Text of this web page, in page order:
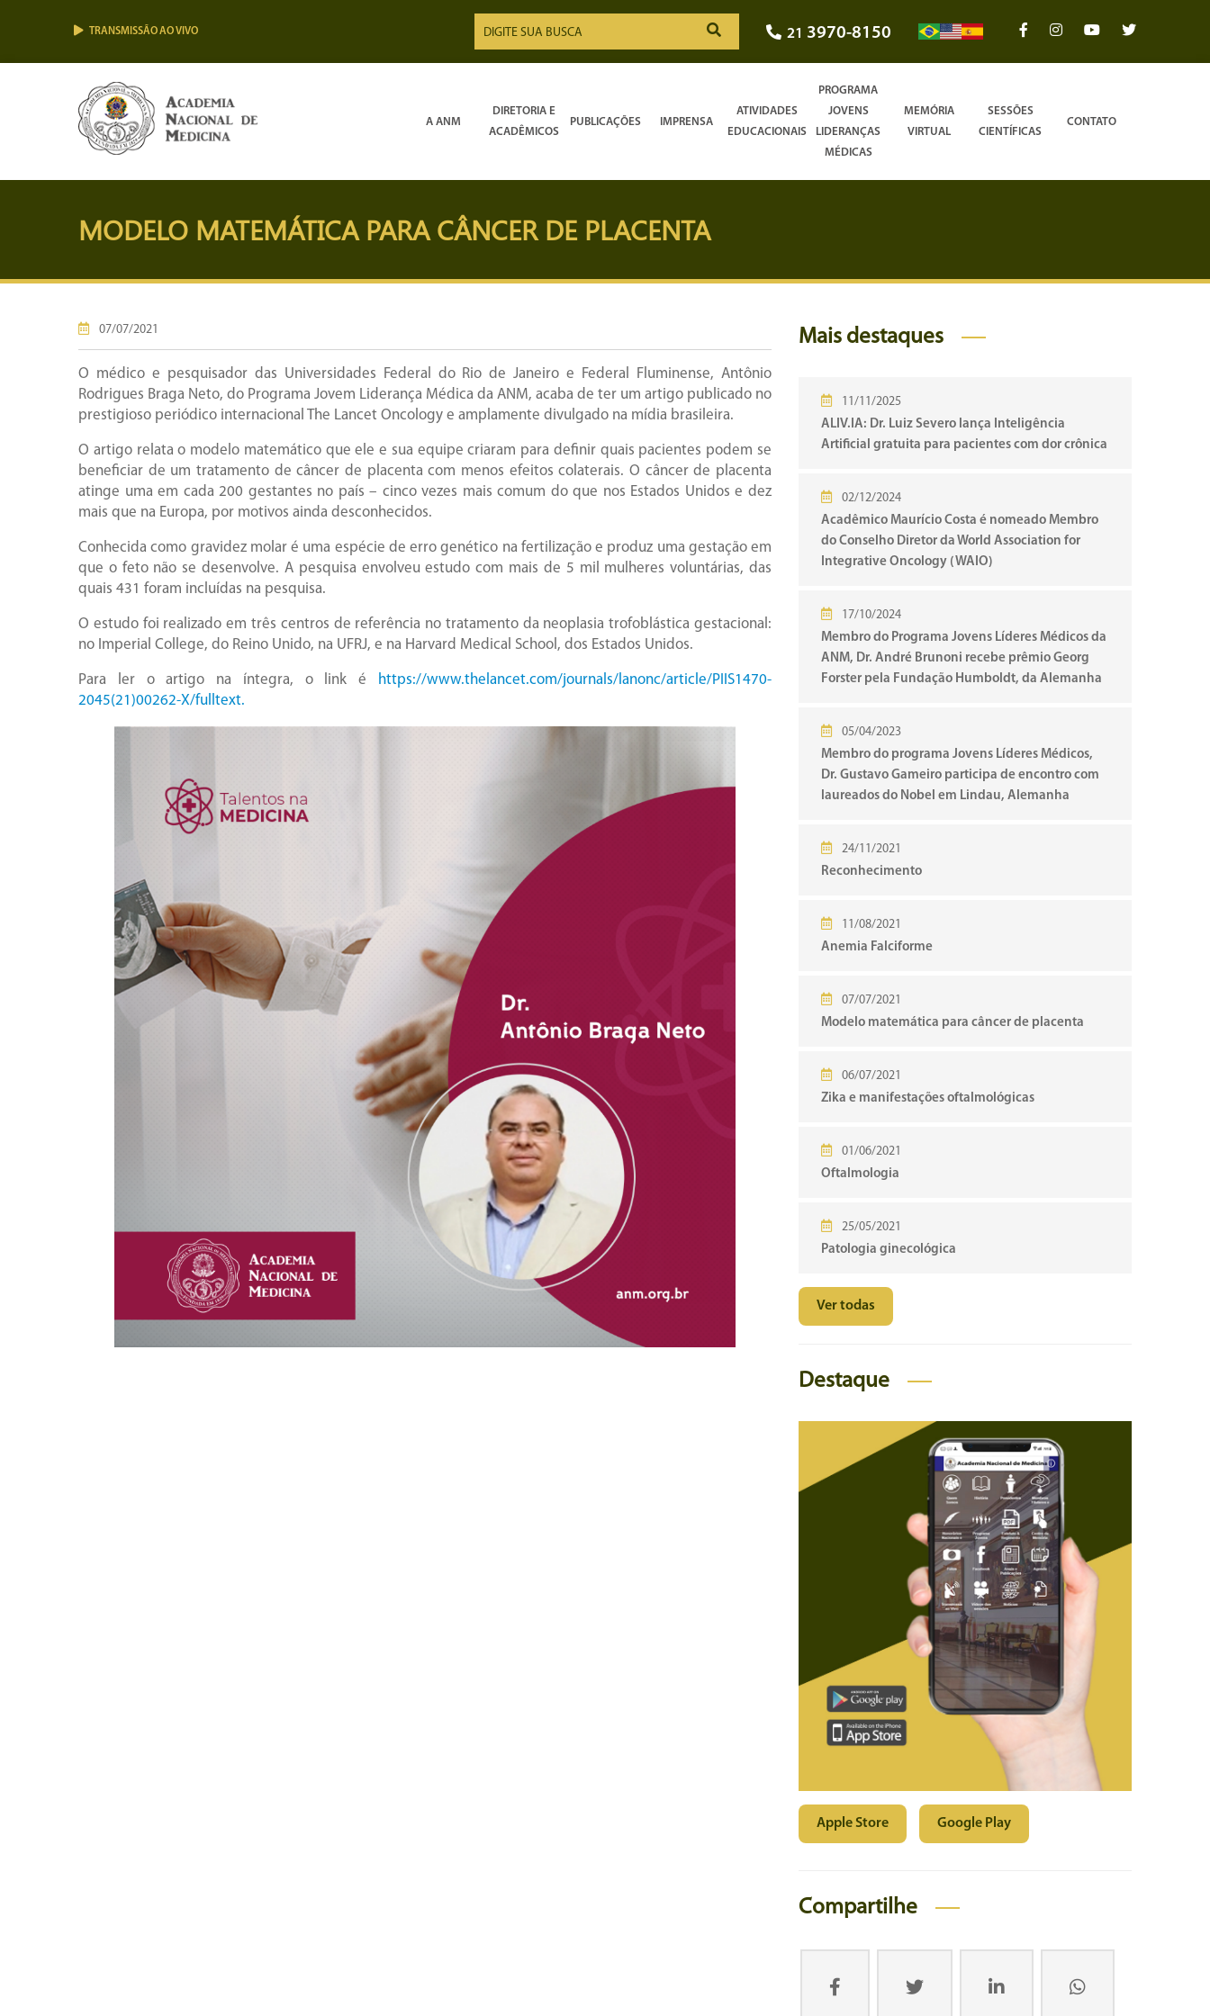
TRANSMISSÃO AO VIVO 21 3970-8150
A ANM
DIRETORIA E
ACADÊMICOS
PUBLICAÇÕES IMPRENSA
ATIVIDADES
EDUCACIONAIS
PROGRAMA
JOVENS
LIDERANÇAS
MÉDICAS
MEMÓRIA
VIRTUAL
SESSÕES
CIENTÍFICAS
CONTATO
MODELO MATEMÁTICA PARA CÂNCER DE PLACENTA
07/07/2021
O médico e pesquisador das Universidades Federal do Rio de Janeiro e Federal Fluminense, Antônio
Rodrigues Braga Neto, do Programa Jovem Liderança Médica da ANM, acaba de ter um artigo publicado no
prestigioso periódico internacional The Lancet Oncology e amplamente divulgado na mídia brasileira.
O artigo relata o modelo matemático que ele e sua equipe criaram para definir quais pacientes podem se
beneficiar de um tratamento de câncer de placenta com menos efeitos colaterais. O câncer de placenta
atinge uma em cada 200 gestantes no país – cinco vezes mais comum do que nos Estados Unidos e dez
mais que na Europa, por motivos ainda desconhecidos.
Conhecida como gravidez molar é uma espécie de erro genético na fertilização e produz uma gestação em
que o feto não se desenvolve. A pesquisa envolveu estudo com mais de 5 mil mulheres voluntárias, das
quais 431 foram incluídas na pesquisa.
O estudo foi realizado em três centros de referência no tratamento da neoplasia trofoblástica gestacional:
no Imperial College, do Reino Unido, na UFRJ, e na Harvard Medical School, dos Estados Unidos.
Para ler o artigo na íntegra, o link é
https://www.thelancet.com/journals/lanonc/article/PIIS1470-
2045(21)00262-X/fulltext.
Mais destaques
11/11/2025
ALIV.IA: Dr. Luiz Severo lança Inteligência
Artificial gratuita para pacientes com dor crônica
02/12/2024
Acadêmico Maurício Costa é nomeado Membro
do Conselho Diretor da World Association for
Integrative Oncology (WAIO)
17/10/2024
Membro do Programa Jovens Líderes Médicos da
ANM, Dr. André Brunoni recebe prêmio Georg
Forster pela Fundação Humboldt, da Alemanha
05/04/2023
Membro do programa Jovens Líderes Médicos,
Dr. Gustavo Gameiro participa de encontro com
laureados do Nobel em Lindau, Alemanha
24/11/2021
Reconhecimento
11/08/2021
Anemia Falciforme
07/07/2021
Modelo matemática para câncer de placenta
06/07/2021
Zika e manifestações oftalmológicas
01/06/2021
Oftalmologia
25/05/2021
Patologia ginecológica
Ver todas
Destaque
Apple Store Google Play
Compartilhe